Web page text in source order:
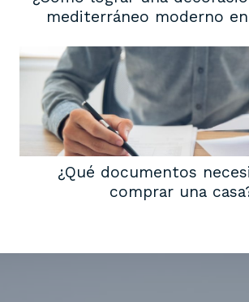
mediterráneo moderno
¿Qué documentos
comprar una